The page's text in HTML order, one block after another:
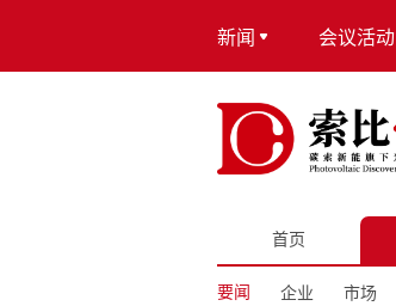
新闻 会议活动
首页
要闻 企业 市场